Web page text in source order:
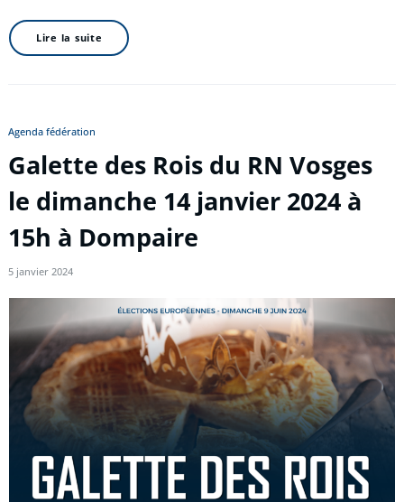
Lire la suite
Agenda fédération
Galette des Rois du RN Vosges
le dimanche 14 janvier 2024 à
15h à Dompaire
5 janvier 2024